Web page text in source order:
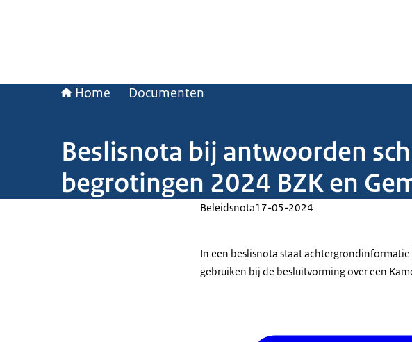
Home Documenten
Beslisnota bij antwoorden
begrotingen 2024 BZK en
Beleidsnota17-05-2024
In een beslisnota staat
gebruiken bij de besluitvorming over een